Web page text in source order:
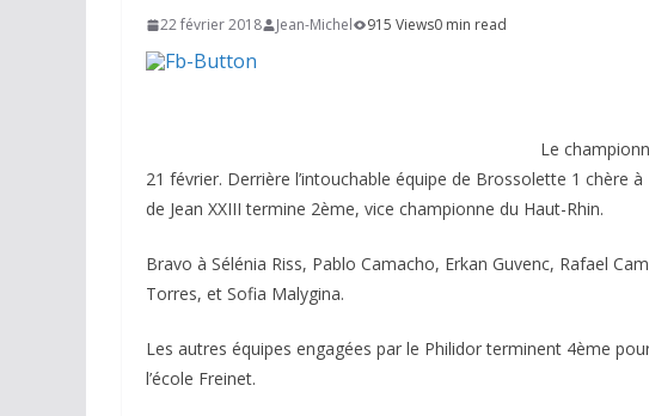
22 février 2018 Jean-Michel 915 Views0 min read
Le
21 février. Derrière l’intouchable équipe de Brossolette 1 chère à
de Jean XXIII termine 2ème, vice championne du Haut-Rhin.
Bravo à Sélénia Riss, Pablo Camacho, Erkan Guvenc, Rafael
Torres, et Sofia Malygina.
Les autres équipes engagées par le Philidor terminent 4ème
l’école Freinet.